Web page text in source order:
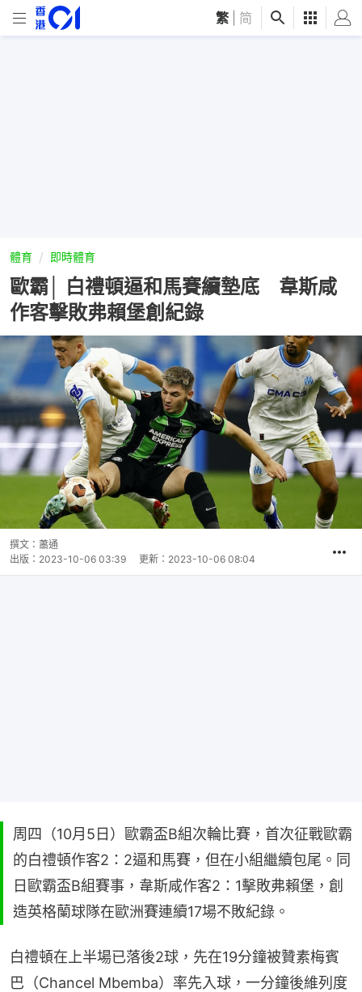
繁 简
體育 即時體育
歐霸│ 白禮頓逼和馬賽續墊底 韋斯咸
作客擊敗弗賴堡創紀錄
撰文： 蕭通
出版： 2023-10-06 03:39 更新： 2023-10-06 08:04
周四（10月5日）歐霸盃B組次輪比賽，首次征戰歐霸
的白禮頓作客2：2逼和馬賽，但在小組繼續包尾。同
日歐霸盃B組賽事，韋斯咸作客2：1擊敗弗賴堡，創
造英格蘭球隊在歐洲賽連續17場不敗紀錄。
白禮頓在上半場已落後2球，先在19分鐘被贊素梅賓
巴（Chancel Mbemba）率先入球，一分鐘後維列度